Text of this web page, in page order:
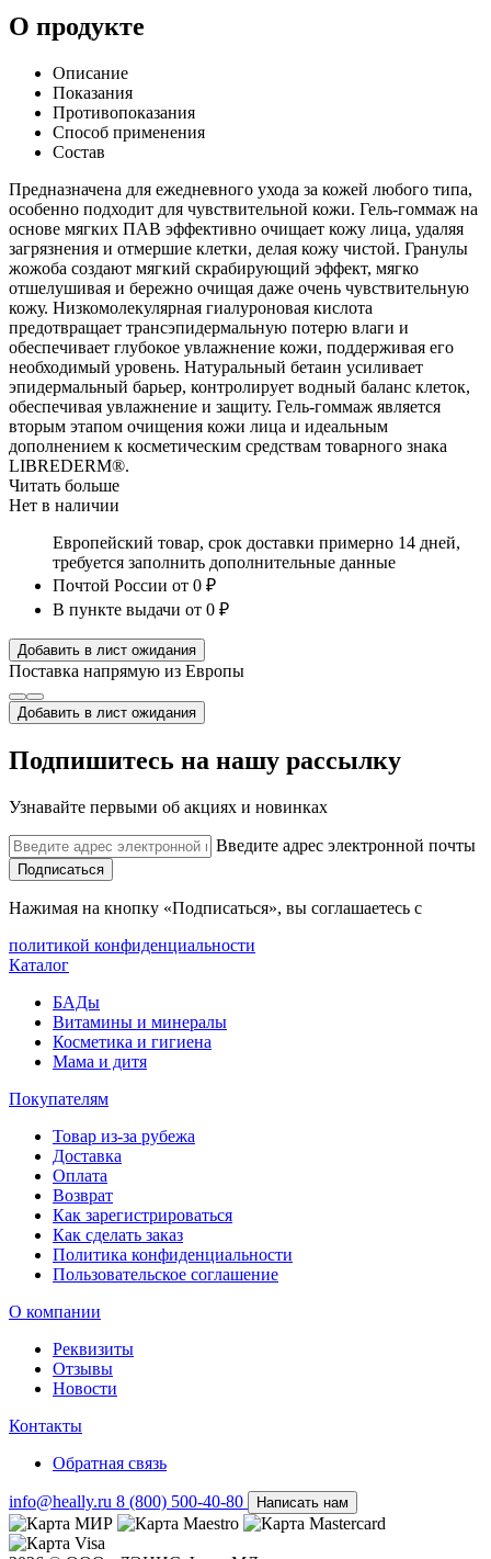
О продукте
Описание
Показания
Противопоказания
Способ применения
Состав
Предназначена для ежедневного ухода за кожей любого типа,
особенно подходит для чувствительной кожи. Гель-гоммаж на
основе мягких ПАВ эффективно очищает кожу лица, удаляя
загрязнения и отмершие клетки, делая кожу чистой. Гранулы
жожоба создают мягкий скрабирующий эффект, мягко
отшелушивая и бережно очищая даже очень чувствительную
кожу. Низкомолекулярная гиалуроновая кислота
предотвращает трансэпидермальную потерю влаги и
обеспечивает глубокое увлажнение кожи, поддерживая его
необходимый уровень. Натуральный бетаин усиливает
эпидермальный барьер, контролирует водный баланс клеток,
обеспечивая увлажнение и защиту. Гель-гоммаж является
вторым этапом очищения кожи лица и идеальным
дополнением к косметическим средствам товарного знака
LIBREDERM®.
Читать больше
Нет в наличии
Европейский товар, срок доставки примерно 14 дней,
требуется заполнить дополнительные данные
Почтой России от 0 ₽
В пункте выдачи от 0 ₽
Добавить в лист ожидания
Поставка напрямую из Европы
Добавить в лист ожидания
Подпишитесь на нашу рассылку
Узнавайте первыми об акциях и новинках
Введите адрес электронной почты
Подписаться
Нажимая на кнопку «Подписаться», вы соглашаетесь с
политикой конфиденциальности
Каталог
БАДы
Витамины и минералы
Косметика и гигиена
Мама и дитя
Покупателям
Товар из-за рубежа
Доставка
Оплата
Возврат
Как зарегистрироваться
Как сделать заказ
Политика конфиденциальности
Пользовательское соглашение
О компании
Реквизиты
Отзывы
Новости
Контакты
Обратная связь
info@heally.ru 8 (800) 500-40-80 Написать нам